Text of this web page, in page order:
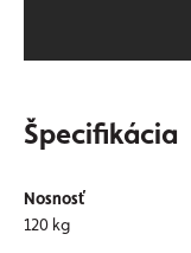
Špecifikácia
Nosnosť
120 kg